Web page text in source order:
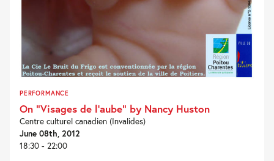
PERFORMANCE
On “Visages de l’aube” by Nancy Huston
Centre culturel canadien (Invalides)
June 08th, 2012
18:30 - 22:00